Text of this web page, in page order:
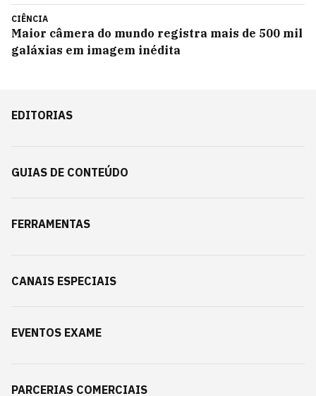
CIÊNCIA
Maior câmera do mundo registra mais de 500 mil
galáxias em imagem inédita
EDITORIAS
GUIAS DE CONTEÚDO
FERRAMENTAS
CANAIS ESPECIAIS
EVENTOS EXAME
PARCERIAS COMERCIAIS